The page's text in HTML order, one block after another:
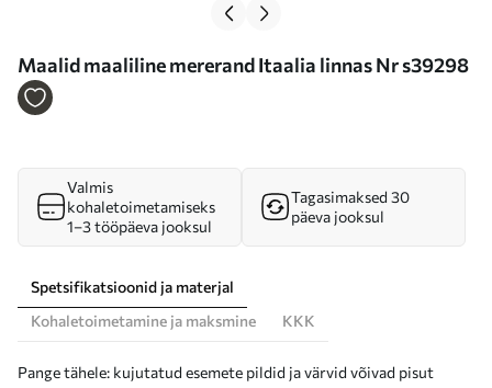
Maalid maaliline mererand Itaalia linnas Nr s39298
Valmis
kohaletoimetamiseks
1–3 tööpäeva jooksul
Tagasimaksed 30
päeva jooksul
Spetsifikatsioonid ja materjal
Kohaletoimetamine ja maksmine
KKK
Pange tähele: kujutatud esemete pildid ja värvid võivad pisut